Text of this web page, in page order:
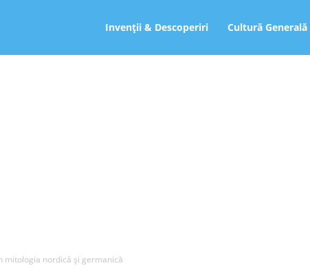
Invenții & Descoperiri Cultură Generală
mitologia nordică şi germanică